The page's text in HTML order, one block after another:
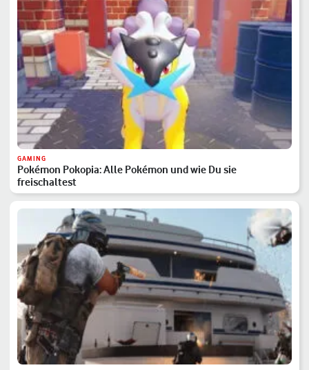
GAMING
Pokémon Pokopia: Alle Pokémon und wie Du sie
freischaltest